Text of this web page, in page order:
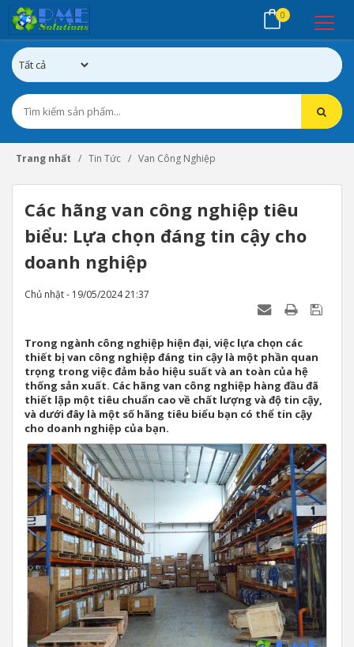
0
Trang nhất Tin Tức Van Công Nghiệp
Các hãng van công nghiệp tiêu
biểu: Lựa chọn đáng tin cậy cho
doanh nghiệp
Chủ nhật - 19/05/2024 21:37
Trong ngành công nghiệp hiện đại, việc lựa chọn các
thiết bị van công nghiệp đáng tin cậy là một phần quan
trọng trong việc đảm bảo hiệu suất và an toàn của hệ
thống sản xuất. Các hãng van công nghiệp hàng đầu đã
thiết lập một tiêu chuẩn cao về chất lượng và độ tin cậy,
và dưới đây là một số hãng tiêu biểu bạn có thể tin cậy
cho doanh nghiệp của bạn.